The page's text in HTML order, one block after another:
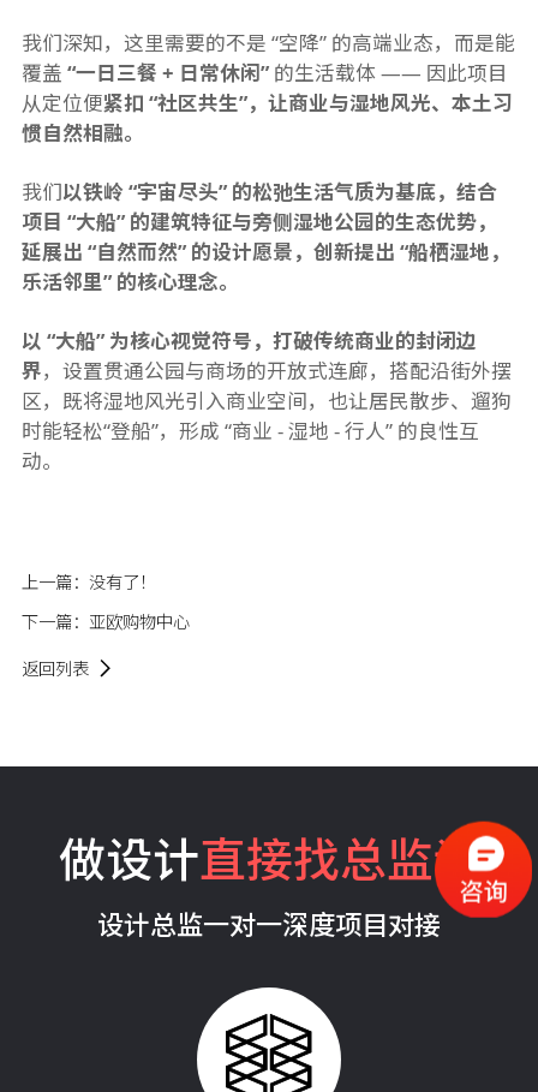
我们深知，这里需要的不是 “空降” 的高端业态，而是能
覆盖 “一日三餐 + 日常休闲”的生活载体 —— 因此项目
从定位便紧扣 “社区共生”，让商业与湿地风光、本土习
惯自然相融。
我们以铁岭 “宇宙尽头” 的松弛生活气质为基底，结合
项目 “大船” 的建筑特征与旁侧湿地公园的生态优势，
延展出 “自然而然” 的设计愿景，创新提出 “船栖湿地，
乐活邻里” 的核心理念。
以 “大船” 为核心视觉符号，打破传统商业的封闭边
界，设置贯通公园与商场的开放式连廊，搭配沿街外摆
区，既将湿地风光引入商业空间，也让居民散步、遛狗
时能轻松“登船”，形成 “商业 - 湿地 - 行人” 的良性互
动。
上一篇： 没有了！
下一篇： 亚欧购物中心
返回列表
做设计直接找总监谈
设计总监一对一深度项目对接